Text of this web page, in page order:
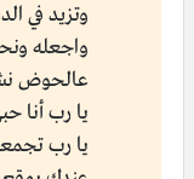
وتزيد في
واجعله
عالحوض
يا رب أنا
يا رب